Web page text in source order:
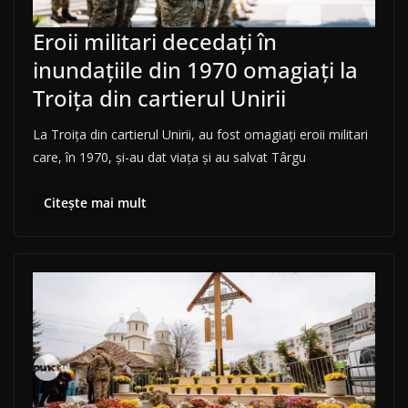
Eroii militari decedați în
inundațiile din 1970 omagiați la
Troița din cartierul Unirii
La Troița din cartierul Unirii, au fost omagiați eroii militari
care, în 1970, și-au dat viața și au salvat Târgu
Citește mai mult